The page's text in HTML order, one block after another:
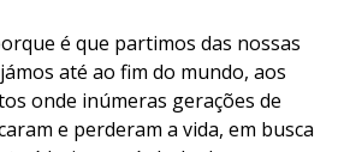
é que partimos das nossas
até ao fim do mundo, aos
onde inúmeras gerações de
e perderam a vida, em busca